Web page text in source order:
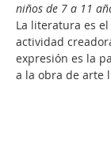
niños de 7 a 11
La literatura es
actividad
expresión es la
a la obra de arte